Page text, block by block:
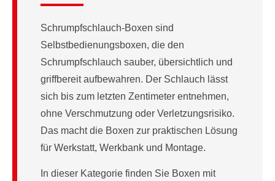
Schrumpfschlauch-Boxen sind
Selbstbedienungsboxen, die den
Schrumpfschlauch sauber, übersichtlich und
griffbereit aufbewahren. Der Schlauch lässt
sich bis zum letzten Zentimeter entnehmen,
ohne Verschmutzung oder Verletzungsrisiko.
Das macht die Boxen zur praktischen Lösung
für Werkstatt, Werkbank und Montage.
In dieser Kategorie finden Sie Boxen mit